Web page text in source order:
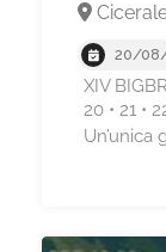
20/
XIV
20 • 21 •
Un’unica